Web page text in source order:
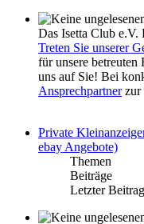
Das Isetta Club e.V.
Treten Sie unserer
für unsere betreuten
uns auf Sie! Bei
Ansprechpartnerzur
Private
ebay Angebote)
Themen
Beiträge
Letzter Beitrag